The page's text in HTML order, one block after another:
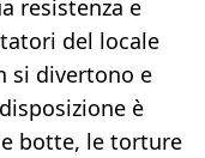
resistenza e
del locale
si divertono e
è
botte, le torture